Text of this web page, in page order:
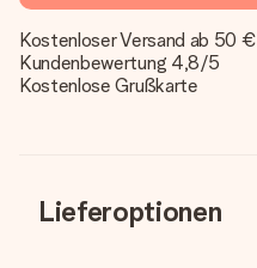
Kostenloser Versand ab 50 €
Kundenbewertung 4,8/5
Kostenlose Grußkarte
Lieferoptionen